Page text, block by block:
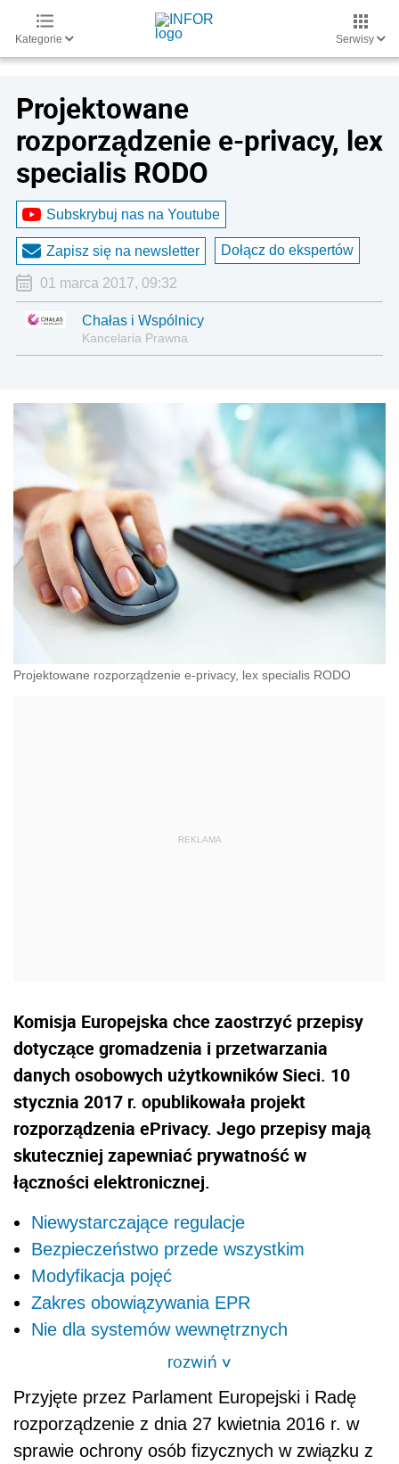
Kategorie Serwisy
Projektowane
rozporządzenie e-privacy, lex
specialis RODO
Subskrybuj nas na Youtube
Zapisz się na newsletter Dołącz do ekspertów
01 marca 2017, 09:32
Chałas i Wspólnicy
Kancelaria Prawna
Projektowane rozporządzenie e-privacy, lex specialis RODO
Komisja Europejska chce zaostrzyć przepisy
dotyczące gromadzenia i przetwarzania
danych osobowych użytkowników Sieci. 10
stycznia 2017 r. opublikowała projekt
rozporządzenia ePrivacy. Jego przepisy mają
skuteczniej zapewniać prywatność w
łączności elektronicznej.
Niewystarczające regulacje
Bezpieczeństwo przede wszystkim
Modyfikacja pojęć
Zakres obowiązywania EPR
Nie dla systemów wewnętrznych
rozwiń>
Przyjęte przez Parlament Europejski i Radę
rozporządzenie z dnia 27 kwietnia 2016 r. w
sprawie ochrony osób fizycznych w związku z